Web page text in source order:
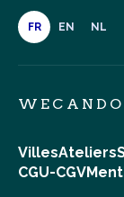
FR EN NL
VillesAteliers
CGU-CGV